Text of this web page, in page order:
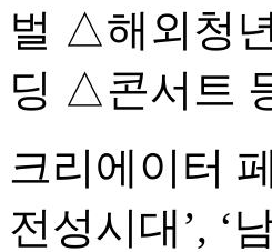
벌 △해외청
딩 △콘서트
크리에이터
전성시대’, ‘